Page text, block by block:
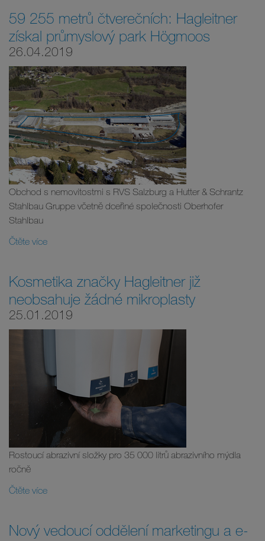
59 255 metrů čtverečních: Hagleitner
získal průmyslový park Högmoos
26.04.2019
Obchod s nemovitostmi s RVS Salzburg a Hutter & Schrantz
Stahlbau Gruppe včetně dceřiné společnosti Oberhofer
Stahlbau
Čtěte více
Kosmetika značky Hagleitner již
neobsahuje žádné mikroplasty
25.01.2019
Rostoucí abrazivní složky pro 35 000 litrů abrazivního mýdla
ročně
Čtěte více
Nový vedoucí oddělení marketingu a e-